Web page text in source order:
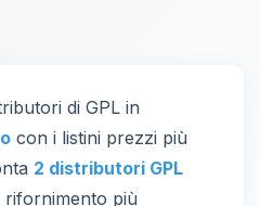
di GPL in
con i listini prezzi più
2 distributori GPL
rifornimento più